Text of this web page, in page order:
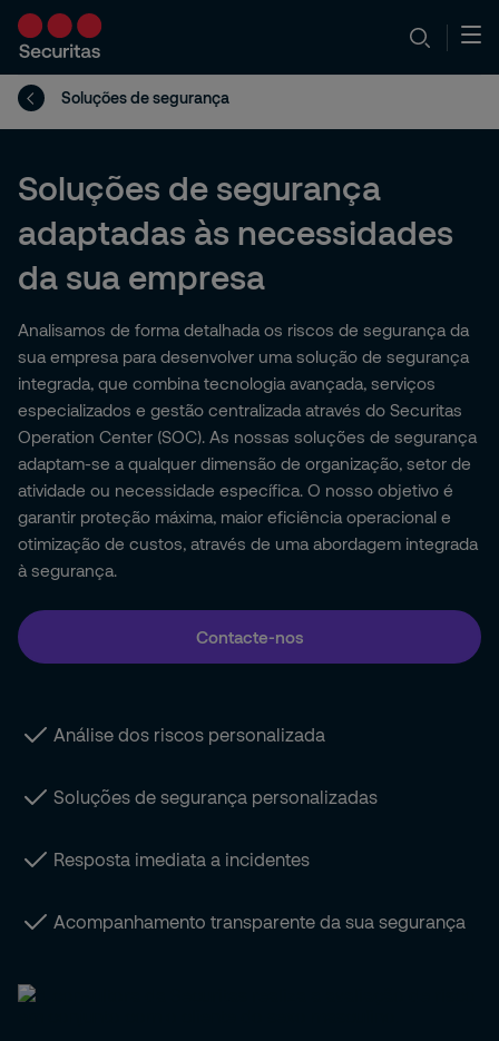
Soluções de segurança
Soluções de segurança
adaptadas às necessidades
da sua empresa
Analisamos de forma detalhada os riscos de segurança da
sua empresa para desenvolver uma solução de segurança
integrada, que combina tecnologia avançada, serviços
especializados e gestão centralizada através do Securitas
Operation Center (SOC). As nossas soluções de segurança
adaptam-se a qualquer dimensão de organização, setor de
atividade ou necessidade específica. O nosso objetivo é
garantir proteção máxima, maior eficiência operacional e
otimização de custos, através de uma abordagem integrada
à segurança.
Contacte-nos
Análise dos riscos personalizada
Soluções de segurança personalizadas
Resposta imediata a incidentes
Acompanhamento transparente da sua segurança